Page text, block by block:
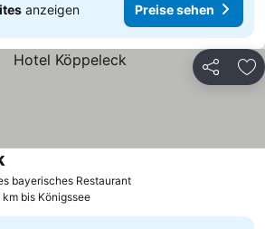
anzeigen Preise sehen
Teilen
bayerisches Restaurant
km bis Königssee